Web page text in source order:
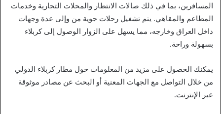
المسافرين، بما في ذلك صالات الانتظار والمحلات التجارية وخدمات
المطاعم والمقاهي. يتم تشغيل رحلات جوية من وإلى عدة وجهات
داخل العراق وخارجه، مما يسهل على الزوار الوصول إلى كربلاء
بسهولة وراحة.
يمكنك الحصول على مزيد من المعلومات حول مطار كربلاء الدولي
من خلال التواصل مع الجهات المعنية أو البحث عن مصادر موثوقة
عبر الإنترنت.